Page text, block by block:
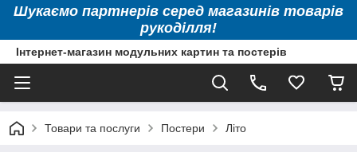
Шукаємо партнерів серед магазинів товарів
рукоділля!
Інтернет-магазин модульних картин та постерів
Товари та послуги Постери Літо